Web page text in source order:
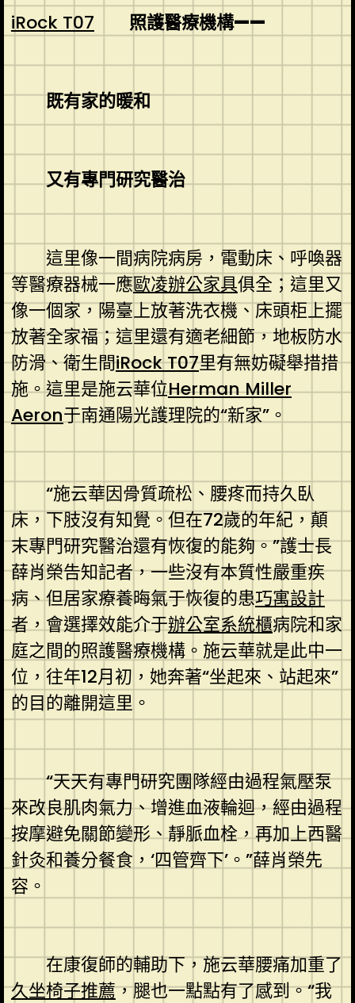
iRock T07 照護醫療機構——
既有家的暖和
又有專門研究醫治
這里像一間病院病房，電動床、呼喚器
等醫療器械一應歐凌辦公家具俱全；這里又
像一個家，陽臺上放著洗衣機、床頭柜上擺
放著全家福；這里還有適老細節，地板防水
防滑、衛生間iRock T07里有無妨礙舉措措
施。這里是施云華位Herman Miller
Aeron于南通陽光護理院的“新家”。
“施云華因骨質疏松、腰疼而持久臥
床，下肢沒有知覺。但在72歲的年紀，顛
末專門研究醫治還有恢復的能夠。”護士長
薛肖榮告知記者，一些沒有本質性嚴重疾
病、但居家療養晦氣于恢復的患巧寓設計
者，會選擇效能介于辦公室系統櫃病院和家
庭之間的照護醫療機構。施云華就是此中一
位，往年12月初，她奔著“坐起來、站起來”
的目的離開這里。
“天天有專門研究團隊經由過程氣壓泵
來改良肌肉氣力、增進血液輪迴，經由過程
按摩避免關節變形、靜脈血栓，再加上西醫
針灸和養分餐食，‘四管齊下’。”薛肖榮先
容。
在康復師的輔助下，施云華腰痛加重了
久坐椅子推薦，腿也一點點有了感到。“我